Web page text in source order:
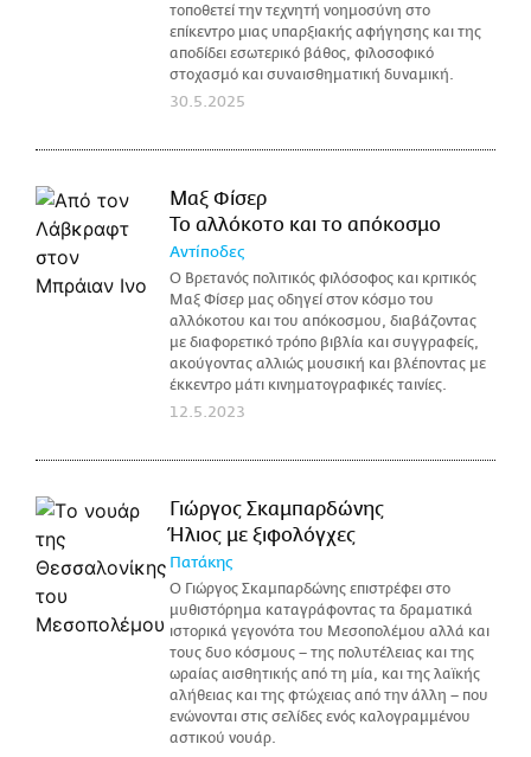
τοποθετεί την τεχνητή νοημοσύνη στο
επίκεντρο μιας υπαρξιακής αφήγησης και της
αποδίδει εσωτερικό βάθος, φιλοσοφικό
στοχασμό και συναισθηματική δυναμική.
30.5.2025
Μαξ Φίσερ
Το αλλόκοτο και το απόκοσμο
Αντίποδες
Ο Βρετανός πολιτικός φιλόσοφος και κριτικός
Μαξ Φίσερ μας οδηγεί στον κόσμο του
αλλόκοτου και του απόκοσμου, διαβάζοντας
με διαφορετικό τρόπο βιβλία και συγγραφείς,
ακούγοντας αλλιώς μουσική και βλέποντας με
έκκεντρο μάτι κινηματογραφικές ταινίες.
12.5.2023
Γιώργος Σκαμπαρδώνης
Ήλιος με ξιφολόγχες
Πατάκης
Ο Γιώργος Σκαμπαρδώνης επιστρέφει στο
μυθιστόρημα καταγράφοντας τα δραματικά
ιστορικά γεγονότα του Μεσοπολέμου αλλά και
τους δυο κόσμους – της πολυτέλειας και της
ωραίας αισθητικής από τη μία, και της λαϊκής
αλήθειας και της φτώχειας από την άλλη – που
ενώνονται στις σελίδες ενός καλογραμμένου
αστικού νουάρ.